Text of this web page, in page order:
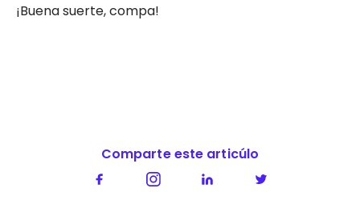
¡Buena suerte, compa!
Comparte este articúlo